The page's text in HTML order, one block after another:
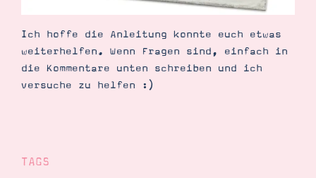
Ich hoffe die Anleitung konnte euch etwas
weiterhelfen. Wenn Fragen sind, einfach in
die Kommentare unten schreiben und ich
versuche zu helfen :)
TAGS